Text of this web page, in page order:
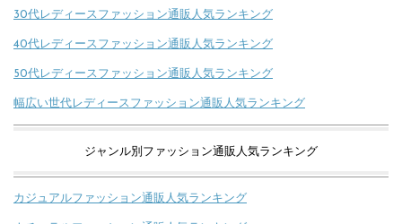
30代レディースファッション通販人気ランキング
40代レディースファッション通販人気ランキング
50代レディースファッション通販人気ランキング
幅広い世代レディースファッション通販人気ランキング
ジャンル別ファッション通販人気ランキング
カジュアルファッション通販人気ランキング